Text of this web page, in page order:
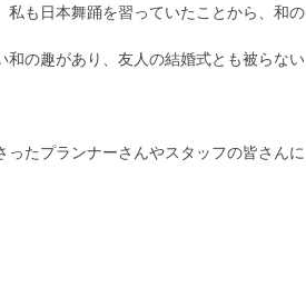
も日本舞踊を習っていたことから、和の
の趣があり、友人の結婚式とも被らない
たプランナーさんやスタッフの皆さんに